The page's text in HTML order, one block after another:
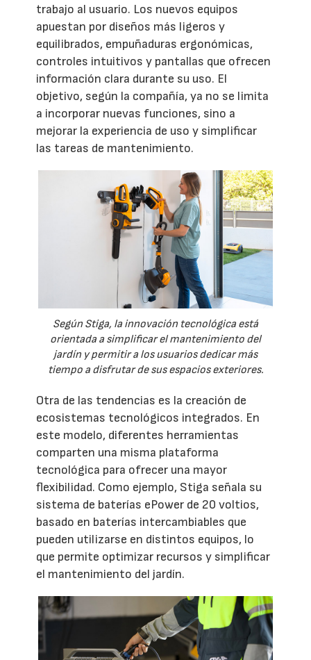
trabajo al usuario. Los nuevos equipos
apuestan por diseños más ligeros y
equilibrados, empuñaduras ergonómicas,
controles intuitivos y pantallas que ofrecen
información clara durante su uso. El
objetivo, según la compañía, ya no se limita
a incorporar nuevas funciones, sino a
mejorar la experiencia de uso y simplificar
las tareas de mantenimiento.
Según Stiga, la innovación tecnológica está
orientada a simplificar el mantenimiento del
jardín y permitir a los usuarios dedicar más
tiempo a disfrutar de sus espacios exteriores.
Otra de las tendencias es la creación de
ecosistemas tecnológicos integrados. En
este modelo, diferentes herramientas
comparten una misma plataforma
tecnológica para ofrecer una mayor
flexibilidad. Como ejemplo, Stiga señala su
sistema de baterías ePower de 20 voltios,
basado en baterías intercambiables que
pueden utilizarse en distintos equipos, lo
que permite optimizar recursos y simplificar
el mantenimiento del jardín.